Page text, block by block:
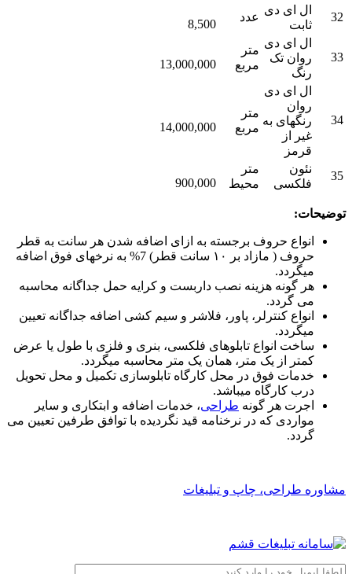
32
ال ای دی
ثابت
عدد
8,500
33
ال ای دی
روان تک
رنگ
متر
مربع
13,000,000
34
ال ای دی
روان
رنگهای به
غیر از
قرمز
متر
مربع
14,000,000
35
نئون
فلکسی
متر
محیط
900,000
توضیحات:
انواع حروف برجسته به ازای اضافه شدن هر سانت به قطر
حروف ( مازاد بر ۱۰ سانت قطر) 7% به نرخهای فوق اضافه
میگردد.
هر گونه هزینه نصب داربست و کرایه حمل جداگانه محاسبه
می گردد.
انواع کنترلر، پاور، فلاشر و سیم کشی اضافه جداگانه تعیین
میگردد.
ساخت انواع تابلوهای فلکسی، بنری و فلزی با طول یا عرض
کمتر از یک متر، همان یک متر محاسبه میگردد.
خدمات فوق در محل کارگاه تابلوسازی تکمیل و محل تحویل
درب کارگاه میباشد.
اجرت هر گونه طراحی، خدمات اضافه و ابتکاری و سایر
مواردی که در نرخنامه قید نگردیده با توافق طرفین تعیین می
گردد.
مشاوره طراحی، چاپ و تبلیغات